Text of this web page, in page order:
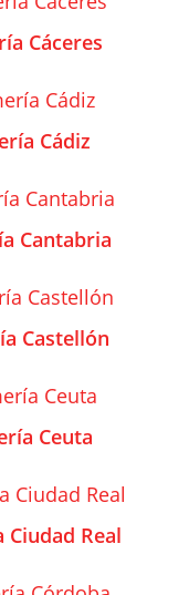
Cáceres
Cádiz
Cantabria
Castellón
Ceuta
Real